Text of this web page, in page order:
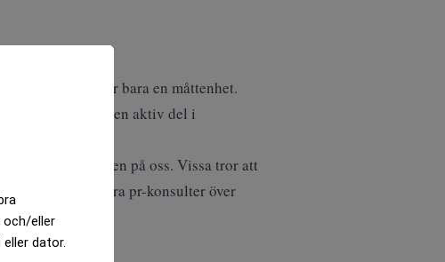
och/eller
dator.
i pengar. Det är bara en måttenhet.
som en aktiv del i
att vi har ögonen på oss. Vissa tror att
att inte ha några pr-konsulter över